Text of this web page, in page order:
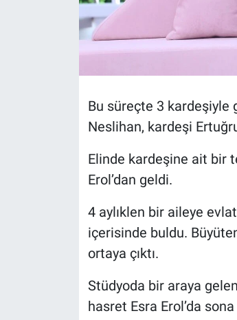
Bu süreçte 3 kardeşiyle
Neslihan, kardeşi
Elinde kardeşine ait bir
Erol’dan geldi.
4 aylıklen bir aileye
içerisinde buldu.
ortaya çıktı.
Stüdyoda bir araya
hasret Esra Erol’da
Magazin
Bilim ve Teknoloji